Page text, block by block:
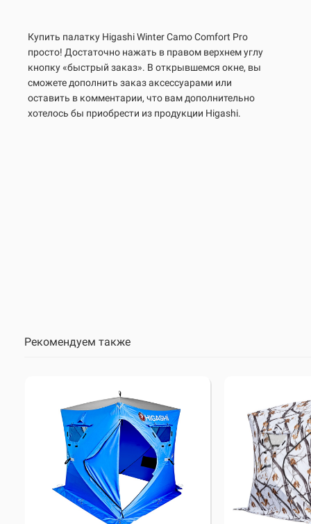
Купить палатку HigashiWinter CamoComfort Pro
просто! Достаточно нажать в правом верхнем углу
кнопку «быстрый заказ». В открывшемся окне, вы
сможете дополнить заказ аксессуарами или
оставить в комментарии, что вам дополнительно
хотелось бы приобрести из продукции Higashi.
Рекомендуем также